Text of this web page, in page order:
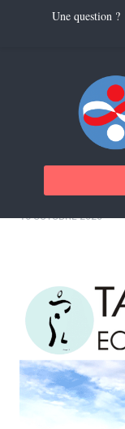
STAGE
16 OCTOBRE 2020
Une question